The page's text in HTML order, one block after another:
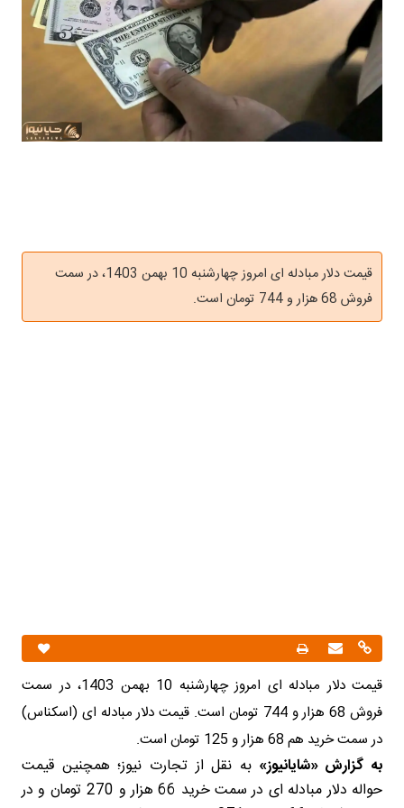
قیمت دلار مبادله‌ ای امروز چهارشنبه 10 بهمن 1403، در سمت
فروش 68 هزار و 744 تومان است.
قیمت دلار مبادله‌ ای امروز چهارشنبه 10 بهمن 1403، در سمت
فروش 68 هزار و 744 تومان است. قیمت دلار مبادله ای (اسکناس)
در سمت خرید هم 68 هزار و 125 تومان است.
به گزارش «شایانیوز» به نقل از تجارت نیوز؛ همچنین قیمت
حواله دلار مبادله ای در سمت خرید 66 هزار و 270 تومان و در